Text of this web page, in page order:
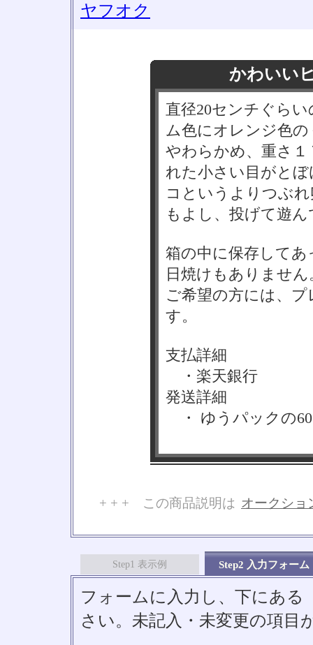
ヤフオク
かわいい
直径20センチぐら
ム色にオレンジ色
やわらかめ、重さ
れた小さい目がと
コというよりつぶ
もよし、投げて遊
箱の中に保存して
日焼けもありません
ご希望の方には、
す。
支払詳細
・楽天銀行
発送詳細
・ ゆうパックの
+ + + この商品説明は オークショ
Step1 表示例 Step2 入力フォーム
フォームに入力し、下にあ
さい。未記入・未変更の項目